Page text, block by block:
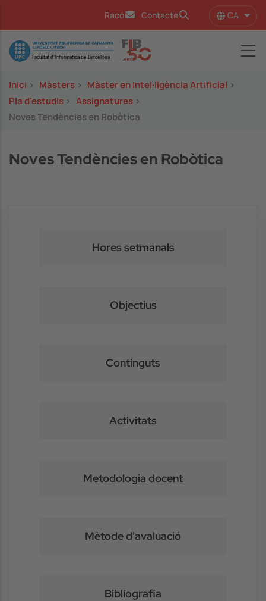
Racó Contacte CA
Image
Inici > Màsters > Màster en Intel·ligència Artificial >
Pla d'estudis > Assignatures >
Noves Tendències en Robòtica
Noves Tendències en Robòtica
Hores setmanals
Objectius
Continguts
Activitats
Metodologia docent
Mètode d'avaluació
Bibliografia